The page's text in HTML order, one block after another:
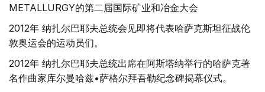
METALLURGY的第二届国际矿业和冶金大会
2012年 纳扎尔巴耶夫总统会见即将代表哈萨克斯坦征战伦
敦奥运会的运动员们。
2012年 纳扎尔巴耶夫总统出席在阿斯塔纳举行的哈萨克著
名作曲家库尔曼哈兹•萨格尔拜吾勒纪念碑揭幕仪式。